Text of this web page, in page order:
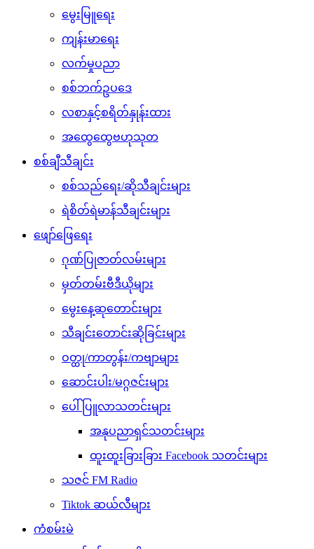
မွေးမြူရေး
ကျန်းမာရေး
လက်မှုပညာ
စစ်ဘက်ဥပဒေ
လစာနှင့်စရိတ်နှုန်းထား
အထွေထွေဗဟုသုတ
စစ်ချီသီချင်း
စစ်သည်ရေး/ဆိုသီချင်းများ
ရဲစိတ်ရဲမာန်သီချင်းများ
ဖျော်ဖြေရေး
ဂုဏ်ပြုဇာတ်လမ်းများ
မှတ်တမ်းဗီဒီယိုများ
မွေးနေ့ဆုတောင်းများ
သီချင်းတောင်းဆိုခြင်းများ
ဝတ္ထု/ကာတွန်း/ကဗျာများ
ဆောင်းပါး/မဂ္ဂဇင်းများ
ပေါ်ပြူလာသတင်းများ
အနုပညာရှင်သတင်းများ
ထူးထူးခြားခြား Facebook သတင်းများ
သဇင် FM Radio
Tiktok ဆယ်လီများ
ကံစမ်းမဲ